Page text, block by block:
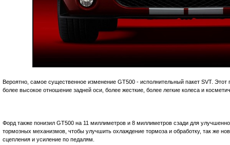
Вероятно, самое существенное изменение GT500 - исполнительный пакет SVT.
более высокое отношение задней оси, более жесткие, более легкие колеса и
Форд также понизил GT500 на 11 миллиметров и 8 миллиметров сзади для
тормозных механизмов, чтобы улучшить охлаждение тормоза и обработку, так же
сцепления и усиление по педалям.